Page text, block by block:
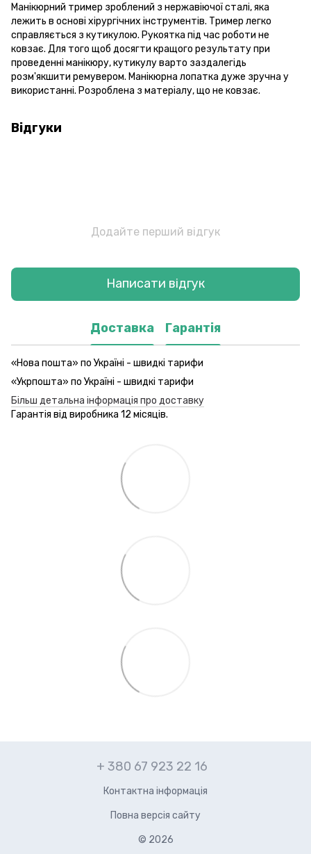
Манікюрний тример зроблений з нержавіючої сталі, яка
лежить в основі хірургічних інструментів. Тример легко
справляється з кутикулою. Рукоятка під час роботи не
ковзає. Для того щоб досягти кращого результату при
проведенні манікюру, кутикулу варто заздалегідь
розм'якшити ремувером. Манікюрна лопатка дуже зручна у
використанні. Розроблена з матеріалу, що не ковзає.
Відгуки
Додайте перший відгук
Написати відгук
Доставка Гарантія
«Нова пошта» по Україні - швидкі тарифи
«Укрпошта» по Україні - швидкі тарифи
Більш детальна інформація про доставку
Гарантія від виробника 12 місяців.
+ 380 67 923 22 16
Контактна інформація
Повна версія сайту
© 2026